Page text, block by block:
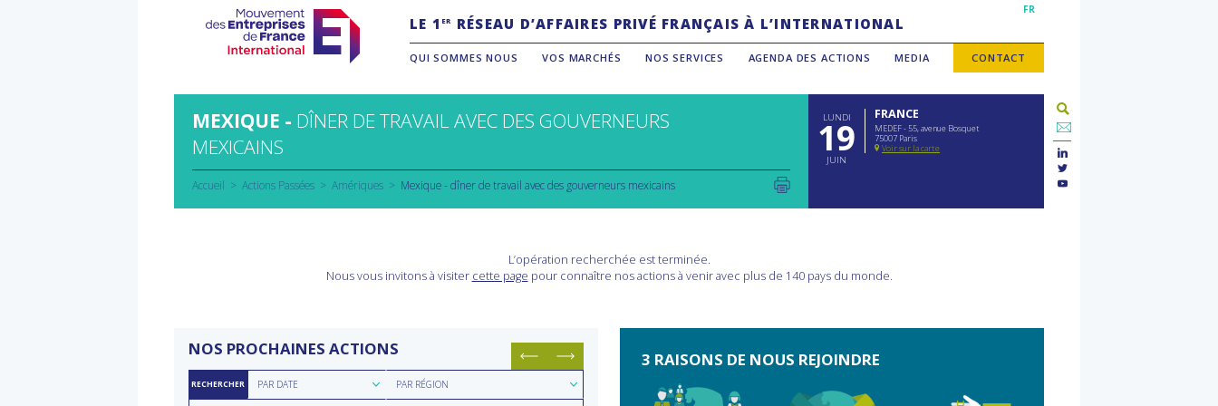
FR
LE 1 ER RÉSEAU D’AFFAIRES PRIVÉ FRANÇAIS À L’INTERNATIONAL
QUI SOMMES NOUS VOS MARCHÉS NOS SERVICES AGENDA DES ACTIONS MEDIA CONTACT
MEXIQUE - DÎNER DE TRAVAIL AVEC DES GOUVERNEURS
MEXICAINS
Accueil Actions Passées Amériques Mexique - dîner de travail avec des gouverneurs mexicains
LUNDI
19
JUIN
FRANCE
MEDEF - 55, avenue Bosquet
75007 Paris
Voir sur la carte
L’opération recherchée est terminée.
Nous vous invitons à visiter cette page pour connaître nos actions à venir avec plus de 140 pays du monde.
NOS PROCHAINES ACTIONS
RECHERCHER Rechercher
parPAR DATE
Rechercher
parPAR RÉGION
3 RAISONS DE NOUS REJOINDRE